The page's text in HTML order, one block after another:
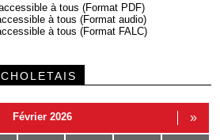
à tous (Format PDF)
à tous (Format audio)
à tous (Format FALC)
Février 2026 »